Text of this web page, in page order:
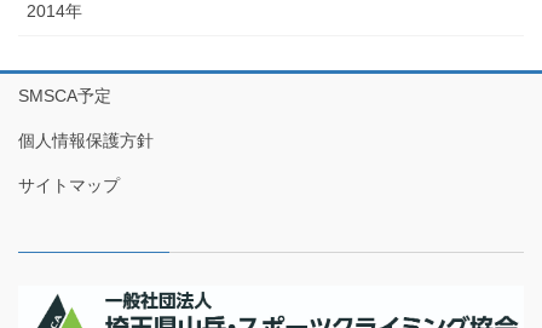
2014年
SMSCA予定
個人情報保護方針
サイトマップ